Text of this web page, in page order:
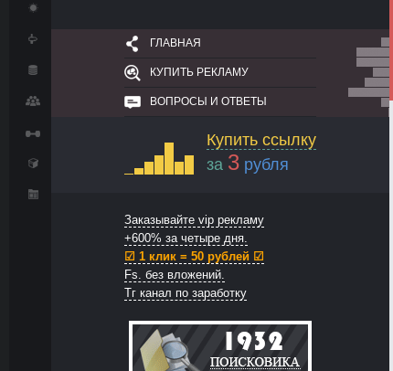
ГЛАВНАЯ
КУПИТЬ РЕКЛАМУ
ВОПРОСЫ И ОТВЕТЫ
Купить ссылку
за 3 рубля
Заказывайте vip рекламу
+600% за четыре дня.
☑ 1 клик = 50 рублей ☑
Fs. без вложений.
Тг канал по заработку